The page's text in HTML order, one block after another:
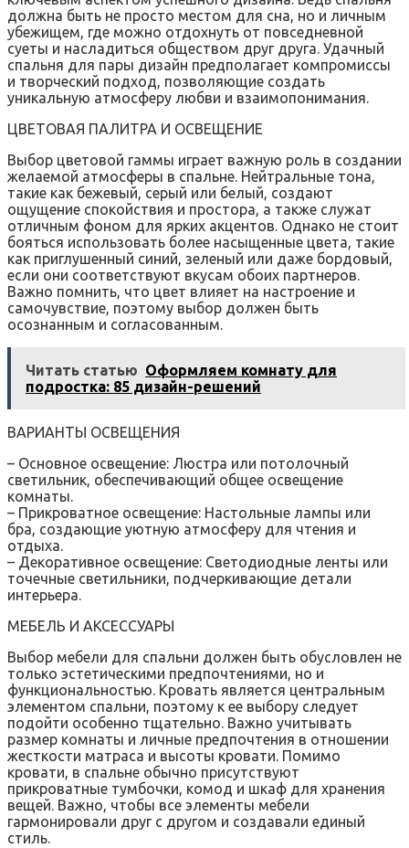
должна быть не просто местом для сна, но и личным
убежищем, где можно отдохнуть от повседневной
суеты и насладиться обществом друг друга. Удачный
спальня для пары дизайн предполагает компромиссы
и творческий подход, позволяющие создать
уникальную атмосферу любви и взаимопонимания.
ЦВЕТОВАЯ ПАЛИТРА И ОСВЕЩЕНИЕ
Выбор цветовой гаммы играет важную роль в создании
желаемой атмосферы в спальне. Нейтральные тона,
такие как бежевый, серый или белый, создают
ощущение спокойствия и простора, а также служат
отличным фоном для ярких акцентов. Однако не стоит
бояться использовать более насыщенные цвета, такие
как приглушенный синий, зеленый или даже бордовый,
если они соответствуют вкусам обоих партнеров.
Важно помнить, что цвет влияет на настроение и
самочувствие, поэтому выбор должен быть
осознанным и согласованным.
Читать статью Оформляем комнату для
подростка: 85 дизайн-решений
ВАРИАНТЫ ОСВЕЩЕНИЯ
– Основное освещение: Люстра или потолочный
светильник, обеспечивающий общее освещение
комнаты.
– Прикроватное освещение: Настольные лампы или
бра, создающие уютную атмосферу для чтения и
отдыха.
– Декоративное освещение: Светодиодные ленты или
точечные светильники, подчеркивающие детали
интерьера.
МЕБЕЛЬ И АКСЕССУАРЫ
Выбор мебели для спальни должен быть обусловлен не
только эстетическими предпочтениями, но и
функциональностью. Кровать является центральным
элементом спальни, поэтому к ее выбору следует
подойти особенно тщательно. Важно учитывать
размер комнаты и личные предпочтения в отношении
жесткости матраса и высоты кровати. Помимо
кровати, в спальне обычно присутствуют
прикроватные тумбочки, комод и шкаф для хранения
вещей. Важно, чтобы все элементы мебели
гармонировали друг с другом и создавали единый
стиль.